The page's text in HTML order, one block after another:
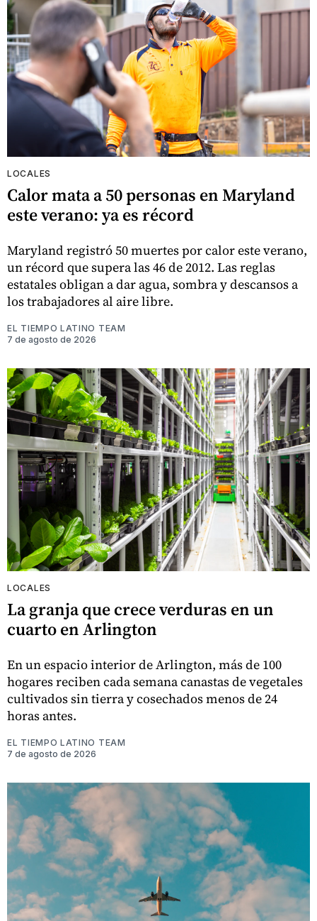
LOCALES
Calor mata a 50 personas en Maryland
este verano: ya es récord
Maryland registró 50 muertes por calor este verano,
un récord que supera las 46 de 2012. Las reglas
estatales obligan a dar agua, sombra y descansos a
los trabajadores al aire libre.
EL TIEMPO LATINO TEAM
7 de agosto de 2026
LOCALES
La granja que crece verduras en un
cuarto en Arlington
En un espacio interior de Arlington, más de 100
hogares reciben cada semana canastas de vegetales
cultivados sin tierra y cosechados menos de 24
horas antes.
EL TIEMPO LATINO TEAM
7 de agosto de 2026